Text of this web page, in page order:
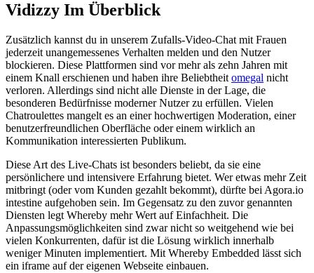
Vidizzy Im Überblick
Zusätzlich kannst du in unserem Zufalls-Video-Chat mit Frauen
jederzeit unangemessenes Verhalten melden und den Nutzer
blockieren. Diese Plattformen sind vor mehr als zehn Jahren mit
einem Knall erschienen und haben ihre Beliebtheit omegal nicht
verloren. Allerdings sind nicht alle Dienste in der Lage, die
besonderen Bedürfnisse moderner Nutzer zu erfüllen. Vielen
Chatroulettes mangelt es an einer hochwertigen Moderation, einer
benutzerfreundlichen Oberfläche oder einem wirklich an
Kommunikation interessierten Publikum.
Diese Art des Live-Chats ist besonders beliebt, da sie eine
persönlichere und intensivere Erfahrung bietet. Wer etwas mehr Zeit
mitbringt (oder vom Kunden gezahlt bekommt), dürfte bei Agora.io
intestine aufgehoben sein. Im Gegensatz zu den zuvor genannten
Diensten legt Whereby mehr Wert auf Einfachheit. Die
Anpassungsmöglichkeiten sind zwar nicht so weitgehend wie bei
vielen Konkurrenten, dafür ist die Lösung wirklich innerhalb
weniger Minuten implementiert. Mit Whereby Embedded lässt sich
ein iframe auf der eigenen Webseite einbauen.